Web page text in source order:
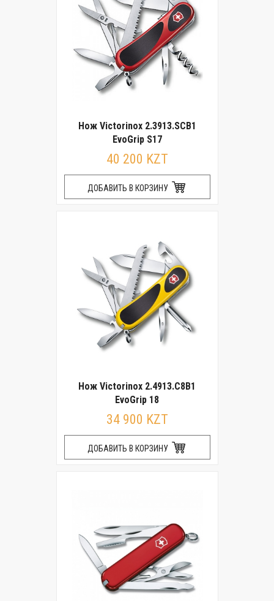
Нож Victorinox 2.3913.SCB1
EvoGrip S17
40 200 KZT
ДОБАВИТЬ В КОРЗИНУ
Нож Victorinox 2.4913.C8B1
EvoGrip 18
34 900 KZT
ДОБАВИТЬ В КОРЗИНУ